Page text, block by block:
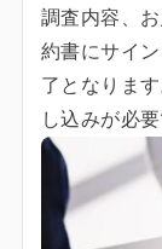
調査内容、
約書にサイ
了となりま
し込みが必要